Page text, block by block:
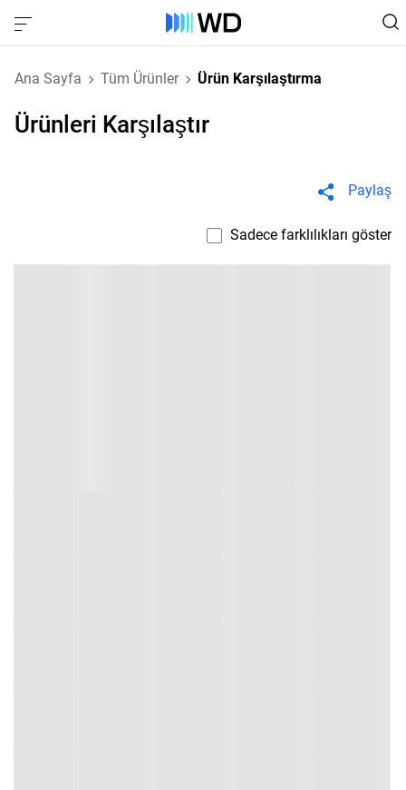
Ana Sayfa Tüm Ürünler Ürün Karşılaştırma
Ürünleri Karşılaştır
Paylaş
Sadece farklılıkları göster